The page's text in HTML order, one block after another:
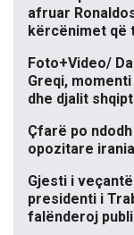
afruar
kërcënimet që
Foto+Video/
Greqi,
dhe djalit
Çfarë po
opozitare
Gjesti i
presidenti i
falënderoj